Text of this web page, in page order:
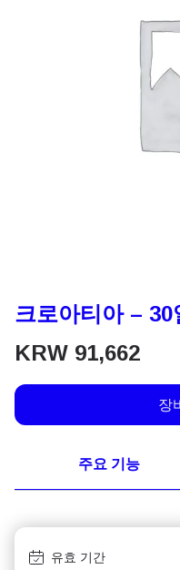
크로아티아 –
KRW 91,662
장
주요 기능
유효 기간